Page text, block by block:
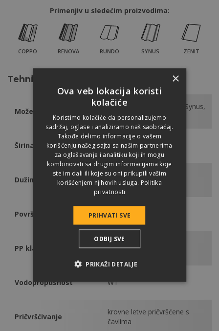
Primenjiv u sledećim proizvodima:
COPPO RENOVA RUNDO SYNUS ZENIT
Tehničke podatke
Može se primeniti uz:
Coppo, Renova, Rundo, Synus,
Zenit
Širina 1,50 m
Dužina rolne 50 m
Površina rolne 75 m2
PP klasa F
Vodopropusnost W1
Pričvršćivanje
krovne letve pričvršćene s
čavlima
×
Ova veb lokacija koristi
kolačiće
Koristimo kolačiće da personalizujemo
sadržaj, oglase i analiziramo naš saobraćaj.
Takođe delimo informacije o vašem
korišćenju našeg sajta sa našim partnerima
za oglašavanje i analitiku koji ih mogu
kombinovati sa drugim informacijama koje
ste im dali ili koje su oni prikupili vašim
korišćenjem njihovih usluga. Politika
privatnosti
PRIHVATI SVE
ODBIJ SVE
PRIKAŽI DETALJE